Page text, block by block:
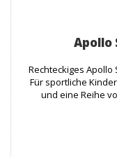
Apollo
Rechteckiges Apollo
Für sportliche
und eine Reihe